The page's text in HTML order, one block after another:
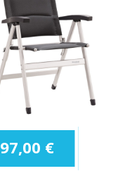
97,00 €